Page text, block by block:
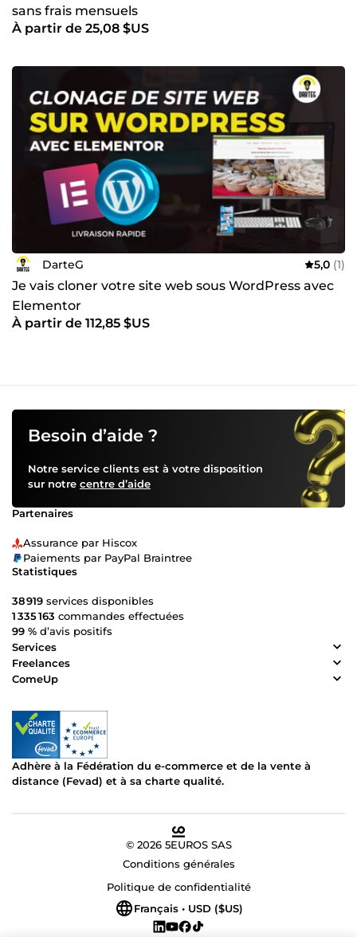
sans frais mensuels
À partir de 25,08 $US
DarteG 5,0 (1)
Je vais cloner votre site web sous WordPress avec
Elementor
À partir de 112,85 $US
Besoin d’aide ?
Notre service clients est à votre disposition
sur notre centre d’aide
Partenaires
Assurance par Hiscox
Paiements par PayPal Braintree
Statistiques
38 919 services disponibles
1 335 163 commandes effectuées
99 % d’avis positifs
Services
Freelances
ComeUp
Adhère à la Fédération du e-commerce et de la vente à
distance (Fevad) et à sa charte qualité.
© 2026 5EUROS SAS
Conditions générales
Politique de confidentialité
Français • USD ($US)